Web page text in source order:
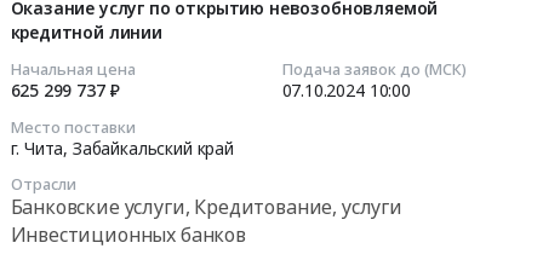
Оказание услуг по открытию невозобновляемой
кредитной линии
Начальная цена
625 299 737 ₽
Подача заявок до (МСК)
07.10.2024 10:00
Место поставки
г. Чита, Забайкальский край
Отрасли
Банковские услуги, Кредитование, услуги
Инвестиционных банков